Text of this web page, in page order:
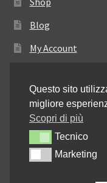
Blog
My Account
Resi e rimborsi
Annullamento
Informativa sulla
Contattaci
Questo sito
migliore
Scopri di più
TecnicoTecnico
MarketingMarketing